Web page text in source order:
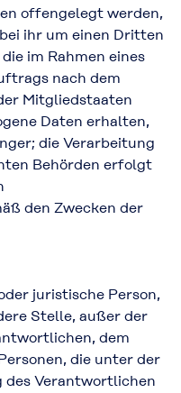
offengelegt werden,
ihr um einen Dritten
im Rahmen eines
nach dem
Mitgliedstaaten
Daten erhalten,
die Verarbeitung
Behörden erfolgt
den Zwecken der
juristische Person,
Stelle, außer der
dem
die unter der
Verantwortlichen